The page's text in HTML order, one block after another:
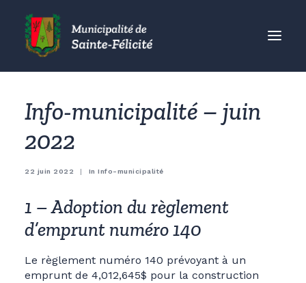
MUNICIPALITÉ
CITOYENS
ORGANISMES
ACCUEIL
ACTUALITÉS
CONTACT
Info-municipalité – juin
2022
22 juin 2022 | In Info-municipalité
1 – Adoption du règlement
d’emprunt numéro 140
Le règlement numéro 140 prévoyant à un
emprunt de 4,012,645$ pour la construction